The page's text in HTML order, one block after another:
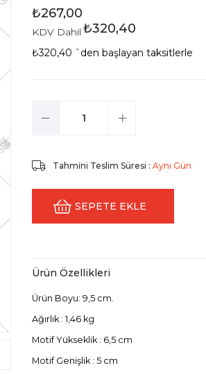
₺267,00
KDV Dahil ₺320,40
₺320,40 `den başlayan taksitlerle
Tahmini Teslim Süresi : Aynı Gün
Ürün Özellikleri
Ürün Boyu: 9,5 cm.
Ağırlık : 1,46 kg
Motif Yükseklik : 6,5 cm
Motif Genişlik : 5 cm